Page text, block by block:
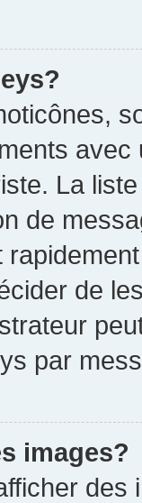
La
de
de
par
images?